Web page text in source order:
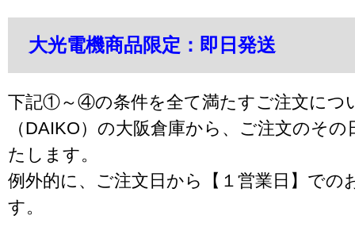
大光電機商品限定：即日発送
下記①～④の条件を全て満たすご注文につ
（DAIKO）の大阪倉庫から、ご注文のそ
たします。
例外的に、ご注文日から【１営業日】での
す。